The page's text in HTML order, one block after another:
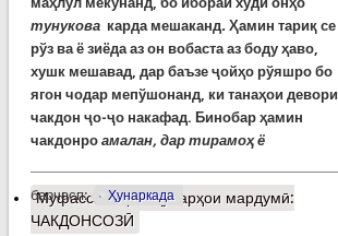
тунукова карда мешаканд.Ҳамин тариқ се
рўз ва ё зиёда аз он вобаста аз боду ҳаво,
хушк мешавад, дар баъзе ҷойҳо рўяшро бо
ягон чодар мепўшонанд, ки танаҳои девори
чакдон ҷо-ҷо накафад. Бинобар ҳамин
чакдонро амалан, дар тирамоҳ ё
барчасп: Ҳунаркада
Муфассалтаро Ҳунарҳои мардумӣ:
ЧАКДОНСОЗӢ